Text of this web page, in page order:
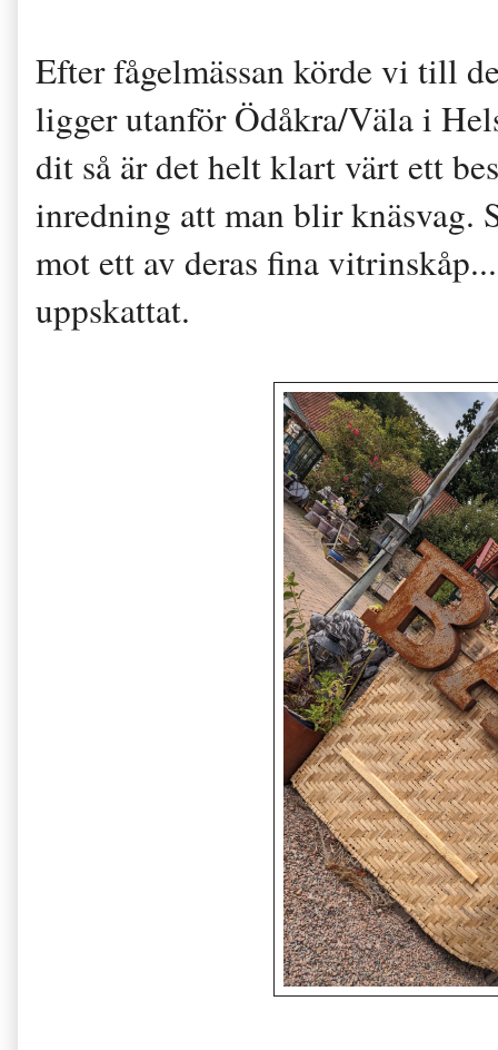
Efter fågelmässan körde vi till
ligger utanför Ödåkra/Väla i
dit så är det helt klart värt ett
inredning att man blir knäsvag.
mot ett av deras fina
uppskattat.